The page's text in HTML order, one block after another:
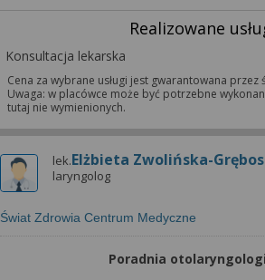
Realizowane
Konsultacja lekarska
Cena za wybrane usługi jest gwarantowana przez
Uwaga: w placówce może być potrzebne
tutaj nie wymienionych.
lek.Elżbieta Zwolińska-
laryngolog
Świat Zdrowia Centrum Medyczne
Poradnia